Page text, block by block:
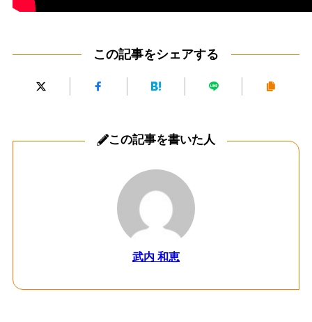
この記事をシェアする
この記事を書いた人
武内 和恵